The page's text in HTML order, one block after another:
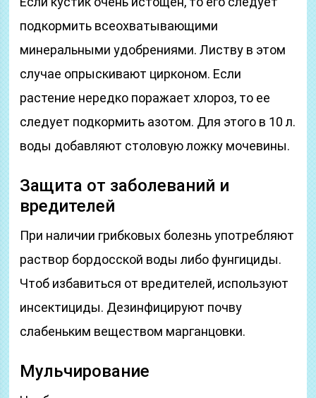
подкормить всеохватывающими
минеральными удобрениями. Листву в этом
случае опрыскивают цирконом. Если
растение нередко поражает хлороз, то ее
следует подкормить азотом. Для этого в 10 л.
воды добавляют столовую ложку мочевины.
Защита от заболеваний и
вредителей
При наличии грибковых болезнь употребляют
раствор бордосской воды либо фунгициды.
Чтоб избавиться от вредителей, используют
инсектициды. Дезинфицируют почву
слабеньким веществом марганцовки.
Мульчирование